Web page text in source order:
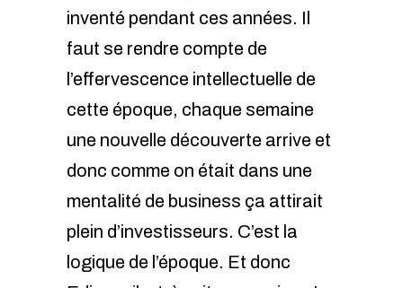
inventé pendant ces années. Il
faut se rendre compte de
l’effervescence intellectuelle de
cette époque, chaque semaine
une nouvelle découverte arrive et
donc comme on était dans une
mentalité de business ça attirait
plein d’investisseurs. C’est la
logique de l’époque. Et donc